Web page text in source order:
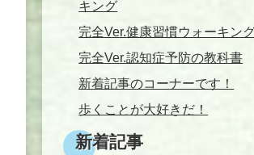
キング
完全Ver.健康習慣ウォーキン
完全Ver.認知症予防の教科書
新着記事のコーナーです！
歩くことが大好きだ！
新着記事